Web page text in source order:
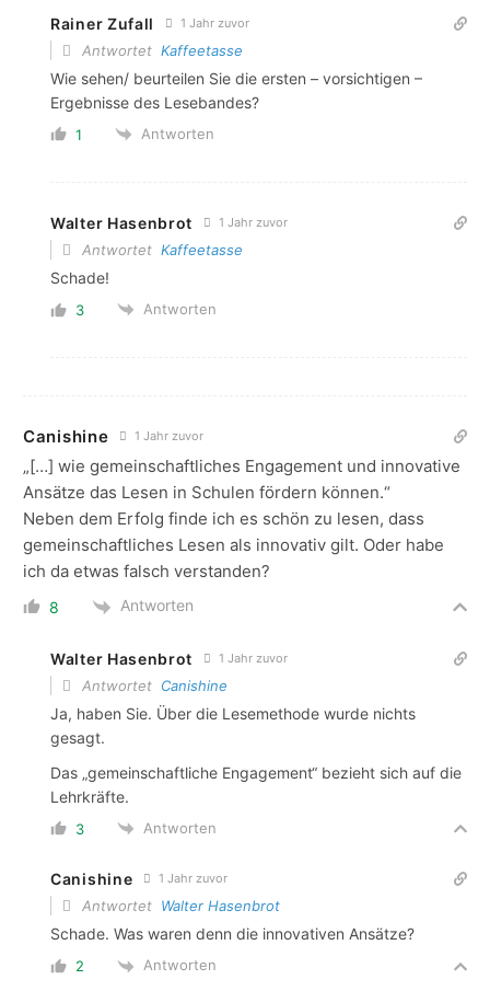
Rainer Zufall 1 Jahr zuvor
Antwortet Kaffeetasse
Wie sehen/ beurteilen Sie die ersten – vorsichtigen –
Ergebnisse des Lesebandes?
1 Antworten
Walter Hasenbrot 1 Jahr zuvor
Antwortet Kaffeetasse
Schade!
3 Antworten
Canishine 1 Jahr zuvor
„[…] wie gemeinschaftliches Engagement und innovative
Ansätze das Lesen in Schulen fördern können.“
Neben dem Erfolg finde ich es schön zu lesen, dass
gemeinschaftliches Lesen als innovativ gilt. Oder habe
ich da etwas falsch verstanden?
8 Antworten
Walter Hasenbrot 1 Jahr zuvor
Antwortet Canishine
Ja, haben Sie. Über die Lesemethode wurde nichts
gesagt.
Das „gemeinschaftliche Engagement“ bezieht sich auf die
Lehrkräfte.
3 Antworten
Canishine 1 Jahr zuvor
Antwortet Walter Hasenbrot
Schade. Was waren denn die innovativen Ansätze?
2 Antworten